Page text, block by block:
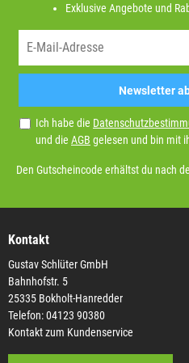
Exklusive Angebote und
Newsletter
Ich habe die
und die AGB gelesen und bin mit
Den Gutscheincode erhältst du nach
Kontakt
Gustav Schlüter GmbH
Bahnhofstr. 5
25335 Bokholt-Hanredder
Telefon: 04123 90380
Kontakt zum Kundenservice